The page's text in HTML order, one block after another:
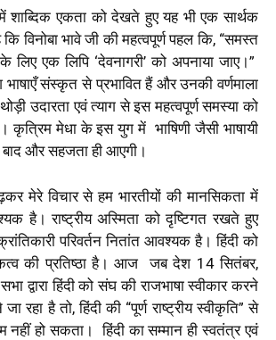
शाब्दिक एकता को देखते हुए यह भी एक सार्थक
विनोबा भावे जी की महत्वपूर्ण पहल कि, “समस्त
लिए एक लिपि ‘देवनागरी’ को अपनाया जाए।”
संस्कृत से प्रभावित हैं और उनकी वर्णमाला
उदारता एवं त्याग से इस महत्वपूर्ण समस्या को
मेधा के इस युग में भाषिणी जैसी भाषायी
और सहजता ही आएगी।
मेरे विचार से हम भारतीयों की मानसिकता में
है। राष्ट्रीय अस्मिता को दृष्टिगत रखते हुए
परिवर्तन नितांत आवश्यक है। हिंदी को
की प्रतिष्ठा है। आज जब देश 14 सितंबर,
द्वारा हिंदी को संघ की राजभाषा स्वीकार करने
रहा है तो, हिंदी की “पूर्ण राष्ट्रीय स्वीकृति” से
हो सकता। हिंदी का सम्मान ही स्वतंत्र एवं